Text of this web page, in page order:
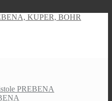
PREBENA